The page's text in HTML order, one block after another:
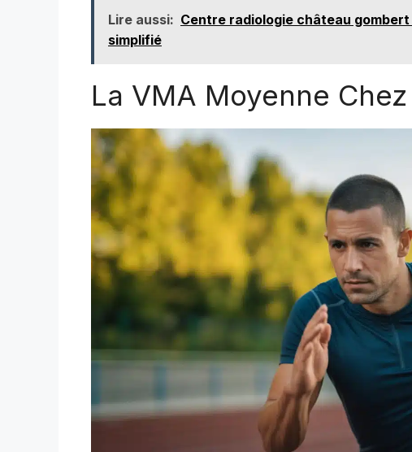
Lire aussi: Centre radiologie château
simplifié
La VMA Moyenne